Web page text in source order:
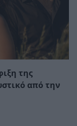
της
από την